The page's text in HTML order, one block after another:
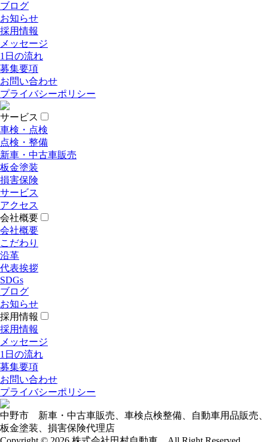
ブログ
お知らせ
採用情報
メッセージ
1日の流れ
募集要項
お問い合わせ
プライバシーポリシー
サービス
車検・点検
点検・整備
新車・中古車販売
板金塗装
損害保険
サービス
アクセス
会社概要
会社概要
こだわり
沿革
代表挨拶
SDGs
ブログ
お知らせ
採用情報
採用情報
メッセージ
1日の流れ
募集要項
お問い合わせ
プライバシーポリシー
中野市 新車・中古車販売、車検点検整備、自動車用品販売、
板金塗装、損害保険代理店